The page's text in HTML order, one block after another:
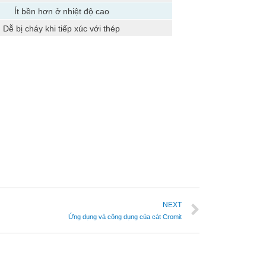
Ít bền hơn ở nhiệt độ cao
Dễ bị cháy khi tiếp xúc với thép
NEXT
Ứng dụng và công dụng của cát Cromit